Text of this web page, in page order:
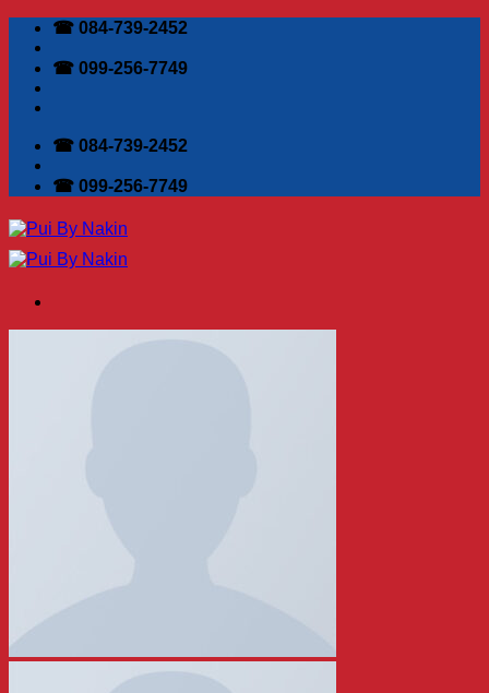
Skip
content
☎ 084-739-2452
☎ 099-256-7749
☎ 084-739-2452
☎ 099-256-7749